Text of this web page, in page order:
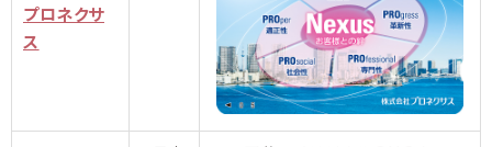
プロネクサ
ス